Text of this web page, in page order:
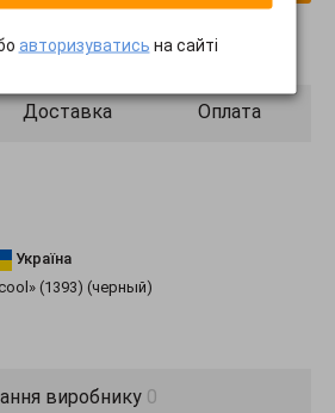
Доставка Оплата
Україна
(1393) (черный)
виробнику 0
авторизуватись на сайті